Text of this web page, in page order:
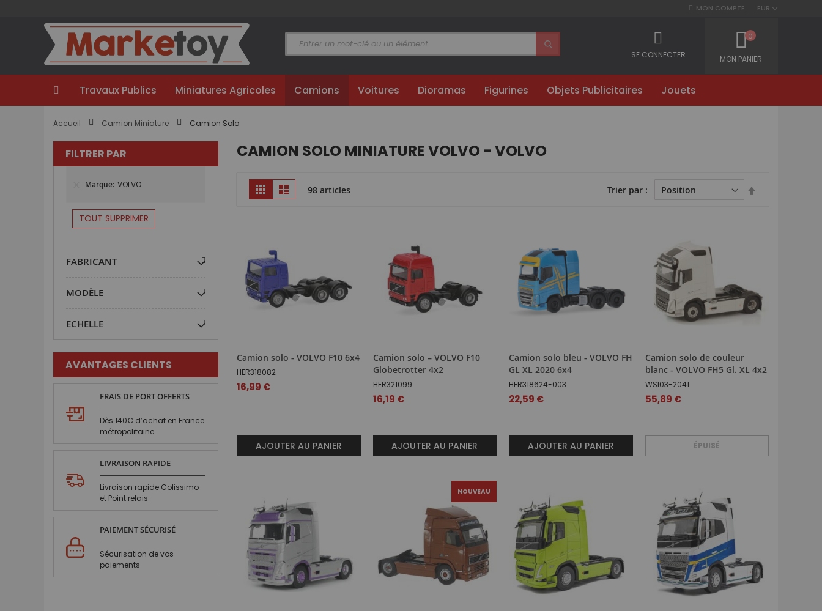
EUR
contenu
MON COMPTE
MON PANIER
0
SE CONNECTER
Travaux Publics Miniatures Agricoles Camions Voitures Dioramas Figurines Objets Publicitaires Jouets
Accueil Camion Miniature Camion Solo
CAMION SOLO MINIATURE VOLVO - VOLVO
Afficher
en
Grille Liste 98 articles Trier par
Camion solo - VOLVO F10 6x4
HER318082
16,99 €
AJOUTER AU PANIER
Camion solo – VOLVO F10
Globetrotter 4x2
HER321099
16,19 €
AJOUTER AU PANIER
Camion solo bleu - VOLVO FH
GL XL 2020 6x4
HER318624-003
22,59 €
AJOUTER AU PANIER
Camion solo de couleur
blanc - VOLVO FH5 Gl. XL 4x2
WSI03-2041
55,89 €
ÉPUISÉ
NOUVEAU
FILTRER PAR
Marque VOLVO
TOUT SUPPRIMER
FABRICANT
MODÈLE
ECHELLE
AVANTAGES CLIENTS
FRAIS DE PORT OFFERTS
Dès 140€ d’achat en France
métropolitaine
LIVRAISON RAPIDE
Livraison rapide Colissimo
et Point relais
PAIEMENT SÉCURISÉ
Sécurisation de vos
paiements